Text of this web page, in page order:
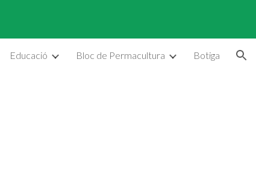
Educació Bloc de Permacultura Botiga